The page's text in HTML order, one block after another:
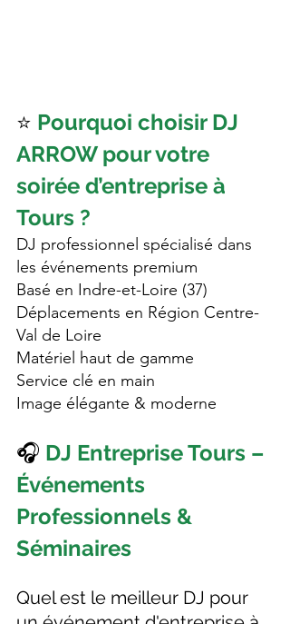
⭐ Pourquoi choisir DJ
ARROW pour votre
soirée d’entreprise à
Tours ?
DJ professionnel spécialisé dans
les événements premium
Basé en Indre-et-Loire (37)
Déplacements en Région Centre-
Val de Loire
Matériel haut de gamme
Service clé en main
Image élégante & moderne
🎧 DJ Entreprise Tours –
Événements
Professionnels &
Séminaires
Quel est le meilleur DJ pour